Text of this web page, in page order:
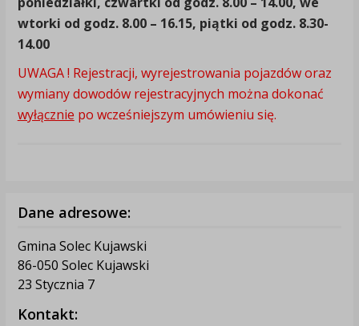
wtorki od godz. 8.00 – 16.15, piątki od godz. 8.30-
14.00
UWAGA ! Rejestracji, wyrejestrowania pojazdów oraz
wymiany dowodów rejestracyjnych można dokonać
wyłącznie po wcześniejszym umówieniu się.
Dane adresowe:
Gmina Solec Kujawski
86-050 Solec Kujawski
23 Stycznia 7
Kontakt: